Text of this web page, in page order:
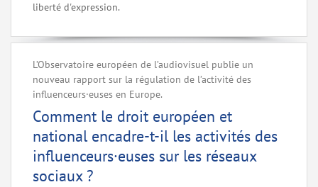
liberté d'expression.
L’Observatoire européen de l’audiovisuel publie un
nouveau rapport sur la régulation de l’activité des
influenceurs·euses en Europe.
Comment le droit européen et
national encadre-t-il les activités des
influenceurs·euses sur les réseaux
sociaux ?